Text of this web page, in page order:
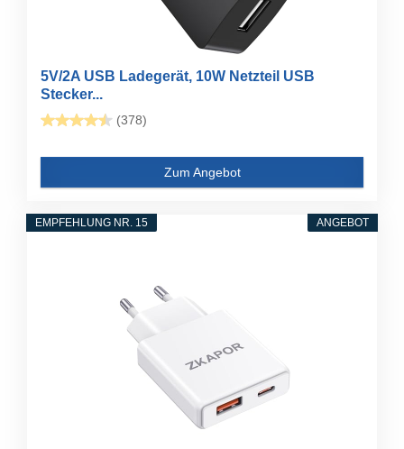
5V/2A USB Ladegerät, 10W Netzteil USB
Stecker...
(378)
Zum Angebot
ANGEBOT
EMPFEHLUNG NR. 15